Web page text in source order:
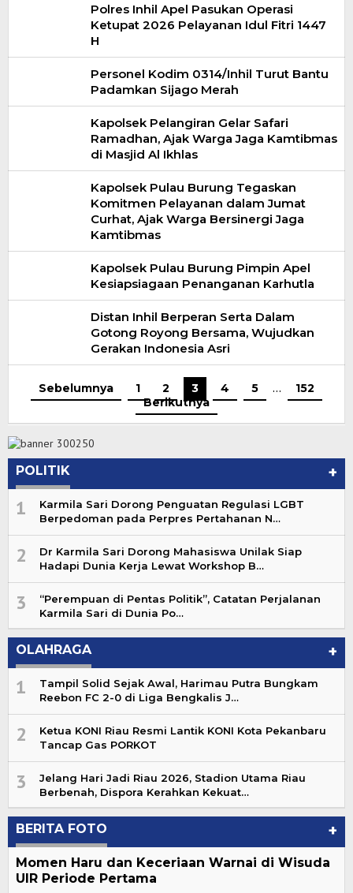
Polres Inhil Apel Pasukan Operasi
Ketupat 2026 Pelayanan Idul Fitri 1447
H
Personel Kodim 0314/Inhil Turut Bantu
Padamkan Sijago Merah
Kapolsek Pelangiran Gelar Safari
Ramadhan, Ajak Warga Jaga Kamtibmas
di Masjid Al Ikhlas
Kapolsek Pulau Burung Tegaskan
Komitmen Pelayanan dalam Jumat
Curhat, Ajak Warga Bersinergi Jaga
Kamtibmas
Kapolsek Pulau Burung Pimpin Apel
Kesiapsiagaan Penanganan Karhutla
Distan Inhil Berperan Serta Dalam
Gotong Royong Bersama, Wujudkan
Gerakan Indonesia Asri
Sebelumnya 1 2 3 4 5 …
152
Berikutnya
POLITIK +
1
Karmila Sari Dorong Penguatan Regulasi LGBT
Berpedoman pada Perpres Pertahanan N…
2
Dr Karmila Sari Dorong Mahasiswa Unilak Siap
Hadapi Dunia Kerja Lewat Workshop B…
3
“Perempuan di Pentas Politik”, Catatan Perjalanan
Karmila Sari di Dunia Po…
OLAHRAGA +
1
Tampil Solid Sejak Awal, Harimau Putra Bungkam
Reebon FC 2-0 di Liga Bengkalis J…
2
Ketua KONI Riau Resmi Lantik KONI Kota Pekanbaru
Tancap Gas PORKOT
3
Jelang Hari Jadi Riau 2026, Stadion Utama Riau
Berbenah, Dispora Kerahkan Kekuat…
BERITA FOTO +
Momen Haru dan Keceriaan Warnai di Wisuda
UIR Periode Pertama